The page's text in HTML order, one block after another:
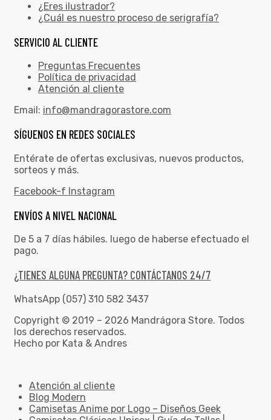
¿Eres ilustrador?
¿Cuál es nuestro proceso de serigrafía?
SERVICIO AL CLIENTE
Preguntas Frecuentes
Política de privacidad
Atención al cliente
Email: info@mandragorastore.com
SÍGUENOS EN REDES SOCIALES
Entérate de ofertas exclusivas, nuevos productos,
sorteos y más.
Facebook-f Instagram
ENVÍOS A NIVEL NACIONAL
De 5 a 7 días hábiles. luego de haberse efectuado el
pago.
¿TIENES ALGUNA PREGUNTA? CONTÁCTANOS 24/7
WhatsApp (057) 310 582 3437
Copyright © 2019 – 2026 Mandrágora Store. Todos
los derechos reservados.
Hecho por Kata & Andres
Atención al cliente
Blog Modern
Camisetas Anime por Logo – Diseños Geek